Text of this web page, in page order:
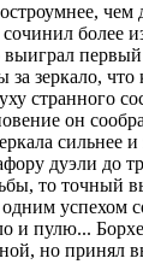
чем
сочинил более
за зеркало, что
странного
он
сильнее и
дуэли до
то точный
успехом
и пулю...
но принял